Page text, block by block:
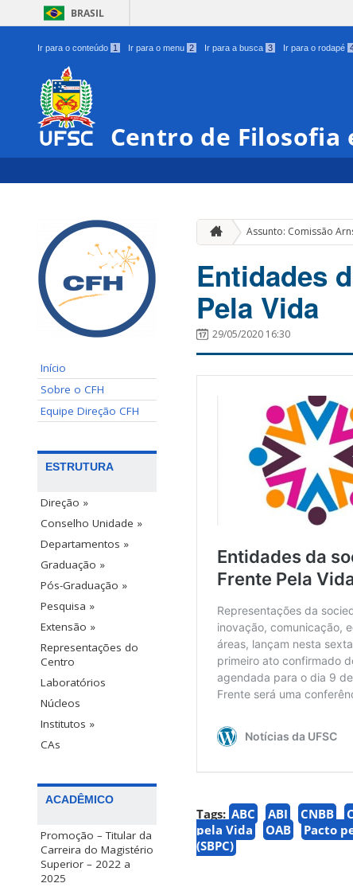
BRASIL
Ir para o conteúdo 1 Ir para o menu 2 Ir para a busca 3 Ir para o rodapé
Centro de Filosofia
Início
Sobre o CFH
Equipe Direção CFH
ESTRUTURA
Direção »
Conselho Unidade »
Departamentos »
Graduação »
Pós-Graduação »
Pesquisa »
Extensão »
Representações do
Centro
Laboratórios
Núcleos
Institutos »
CAs
ACADÊMICO
Promoção – Titular da
Carreira do Magistério
Superior – 2022 a
2025
Assunto: Comissão
Entidades
Pela Vida
29/05/2020 16:30
Tags: ABC ABI CNBB
pela Vida
OAB Pacto
(SBPC)